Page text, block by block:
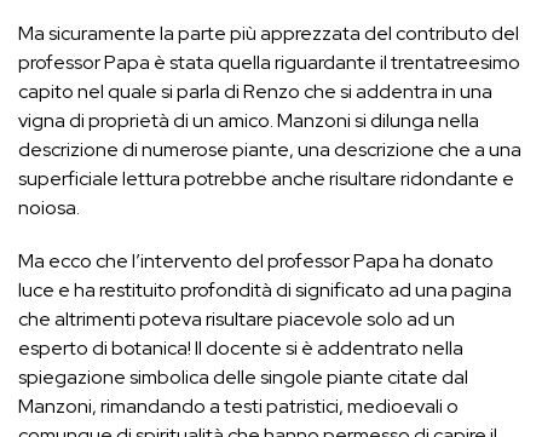
Ma sicuramente la parte più apprezzata del contributo del
professor Papa è stata quella riguardante il trentatreesimo
capito nel quale si parla di Renzo che si addentra in una
vigna di proprietà di un amico. Manzoni si dilunga nella
descrizione di numerose piante, una descrizione che a una
superficiale lettura potrebbe anche risultare ridondante e
noiosa.
Ma ecco che l’intervento del professor Papa ha donato
luce e ha restituito profondità di significato ad una pagina
che altrimenti poteva risultare piacevole solo ad un
esperto di botanica! Il docente si è addentrato nella
spiegazione simbolica delle singole piante citate dal
Manzoni, rimandando a testi patristici, medioevali o